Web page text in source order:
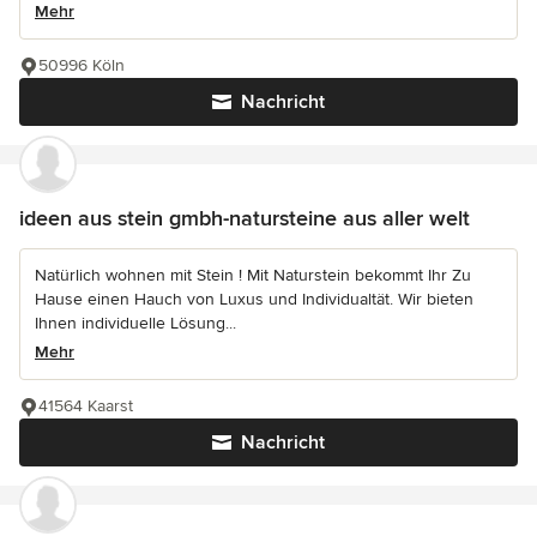
Mehr
Nachricht
50996 Köln
ideen aus stein gmbh-natursteine aus aller welt
Natürlich wohnen mit Stein ! Mit Naturstein bekommt Ihr Zu
Hause einen Hauch von Luxus und Individualtät. Wir bieten
Ihnen individuelle Lösung...
Mehr
Nachricht
41564 Kaarst